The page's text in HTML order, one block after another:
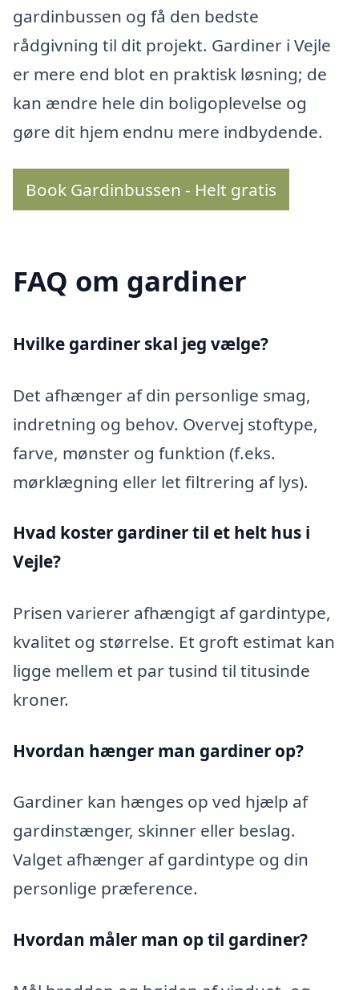
gardinbussen og få den bedste
rådgivning til dit projekt. Gardiner i Vejle
er mere end blot en praktisk løsning; de
kan ændre hele din boligoplevelse og
gøre dit hjem endnu mere indbydende.
Book Gardinbussen - Helt gratis
FAQ om gardiner
Hvilke gardiner skal jeg vælge?
Det afhænger af din personlige smag,
indretning og behov. Overvej stoftype,
farve, mønster og funktion (f.eks.
mørklægning eller let filtrering af lys).
Hvad koster gardiner til et helt hus i
Vejle?
Prisen varierer afhængigt af gardintype,
kvalitet og størrelse. Et groft estimat kan
ligge mellem et par tusind til titusinde
kroner.
Hvordan hænger man gardiner op?
Gardiner kan hænges op ved hjælp af
gardinstænger, skinner eller beslag.
Valget afhænger af gardintype og din
personlige præference.
Hvordan måler man op til gardiner?